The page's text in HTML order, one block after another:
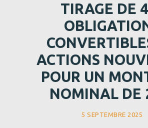
TIRAGE DE
ACTIONS
POUR UN
NOMINAL DE
5 SEPTEMBRE 2025